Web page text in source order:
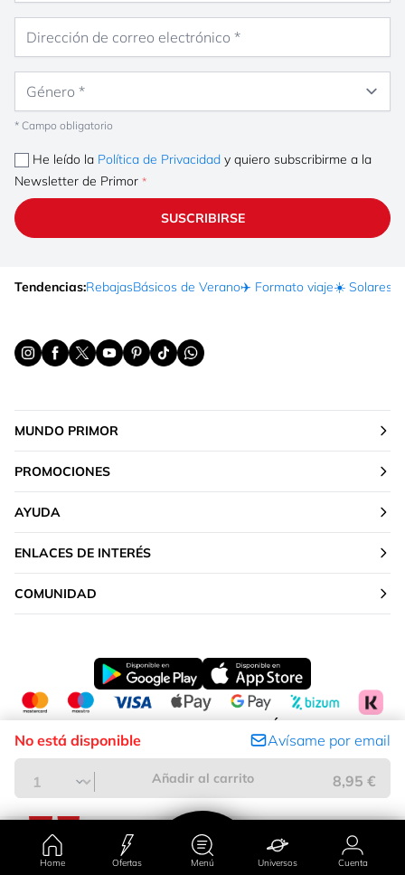
Home Ofertas Menú Universos Cuenta
No está disponible Avísame por email
Añadir al carrito 8,95 €
* Campo obligatorio
He leído la Política de Privacidad y quiero subscribirme a la
Newsletter de Primor
SUSCRIBIRSE
Tendencias:RebajasBásicos de Verano✈️ Formato viaje☀️ Solares
MUNDO PRIMOR
PROMOCIONES
AYUDA
ENLACES DE INTERÉS
COMUNIDAD
CAMBIAR TU UBICACIÓN
Península y Baleares